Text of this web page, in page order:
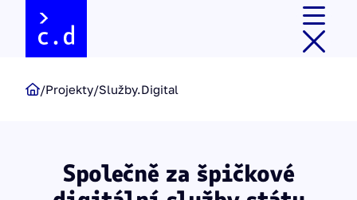


/Projekty/Služby.Digital
Společně za špičkové